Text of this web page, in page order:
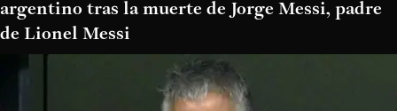
argentino tras la muerte de Jorge Messi, padre
de Lionel Messi